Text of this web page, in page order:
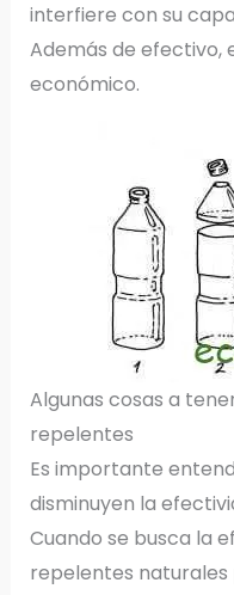
interfiere con su
Además de efectivo,
económico.
Algunas cosas a
repelentes
Es importante
disminuyen la
Cuando se busca la
repelentes naturales